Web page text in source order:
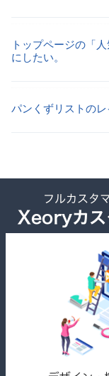
トップページの「
にしたい。
パンくずリストの